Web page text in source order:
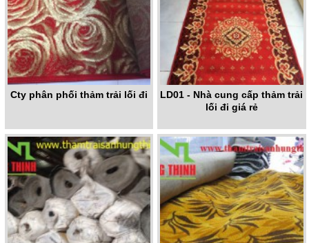
Cty phân phối thảm trải lối đi
LD01 - Nhà cung cấp thảm trải
lối đi giá rẻ